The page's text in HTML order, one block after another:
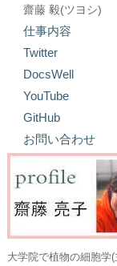
齋藤 毅(ツヨシ)
仕事内容
Twitter
DocsWell
YouTube
GitHub
お問い合わせ
大学院で植物の細胞学